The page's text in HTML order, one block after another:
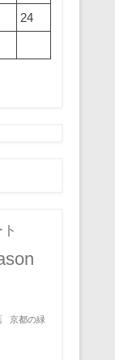
24
京都の緑